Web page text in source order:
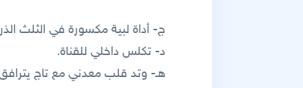
ج- أداة لبية مكسورة في الثلث
د- تكلس داخلي للقناة.
هـ- وتد قلب معدني مع تاج